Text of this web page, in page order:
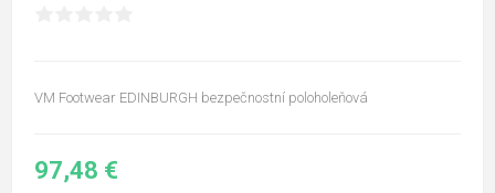
VM Footwear EDINBURGH bezpečnostní poloholeňová
97,48 €